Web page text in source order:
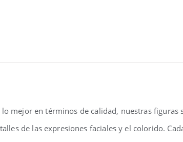
mejor en términos de calidad, nuestras figuras
de las expresiones faciales y el colorido.